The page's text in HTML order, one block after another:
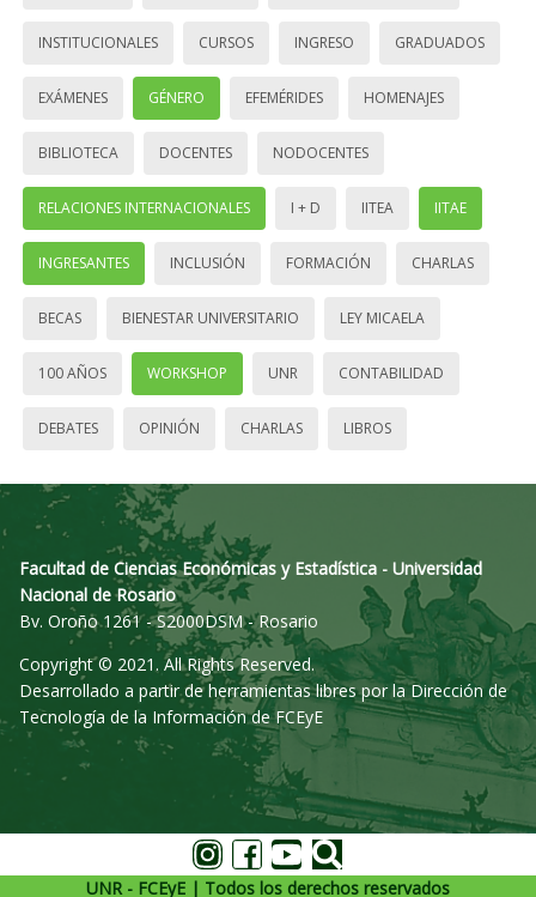
INSTITUCIONALES CURSOS INGRESO GRADUADOS
EXÁMENES GÉNERO EFEMÉRIDES HOMENAJES
BIBLIOTECA DOCENTES NODOCENTES
RELACIONES INTERNACIONALES I + D IITEA IITAE
INGRESANTES INCLUSIÓN FORMACIÓN CHARLAS
BECAS BIENESTAR UNIVERSITARIO LEY MICAELA
100 AÑOS WORKSHOP UNR CONTABILIDAD
DEBATES OPINIÓN CHARLAS LIBROS
Facultad de Ciencias Económicas y Estadística - Universidad
Nacional de Rosario
Bv. Oroño 1261 - S2000DSM - Rosario
Copyright © 2021. All Rights Reserved.
Desarrollado a partir de herramientas libres por la Dirección de
Tecnología de la Información de FCEyE
UNR - FCEyE | Todos los derechos reservados